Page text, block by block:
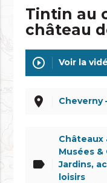
Tintin au
château
play_circle_outline Voir la
place Cheverny
label
Châteaux
Musées
Jardins,
loisirs